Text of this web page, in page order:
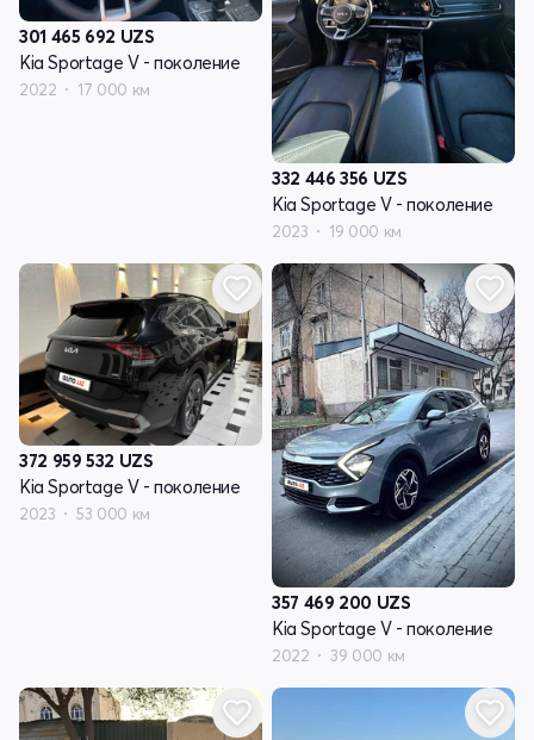
301 465 692 UZS
Kia Sportage V - поколение
2022 17 000 км
332 446 356 UZS
Kia Sportage V - поколение
2023 19 000 км
372 959 532 UZS
Kia Sportage V - поколение
2023 53 000 км
357 469 200 UZS
Kia Sportage V - поколение
2022 39 000 км